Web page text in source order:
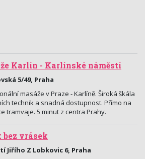
Karlín - Karlínské náměstí
5/49, Praha
masáže v Praze - Karlíně. Široká škála
technik a snadná dostupnost. Přímo na
tramvaje. 5 minut z centra Prahy.
bez vrásek
Jiřího Z Lobkovic 6, Praha